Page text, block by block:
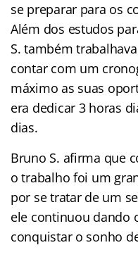
se preparar para os
Além dos estudos
S. também
contar com um
máximo as suas
era dedicar 3 horas
dias.
Bruno S. afirma que
o trabalho foi um
por se tratar de um
ele continuou dando
conquistar o sonho